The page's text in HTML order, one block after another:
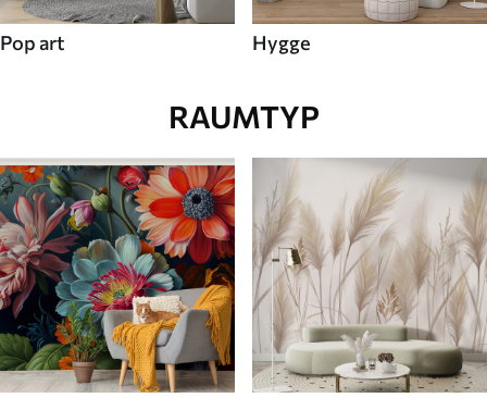
Pop art Hygge
RAUMTYP